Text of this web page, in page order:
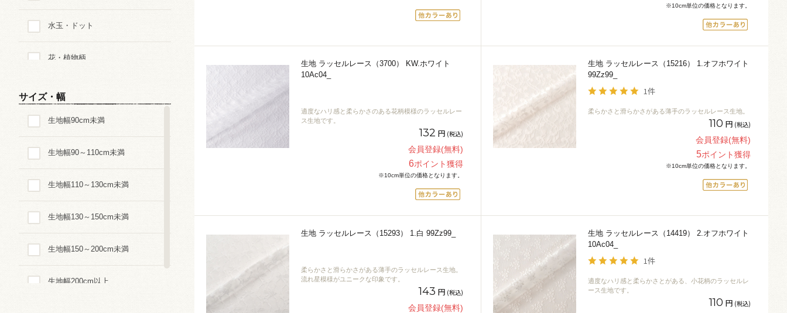
水玉・ドット
花・植物柄
迷彩・アニマルパターン
ダイヤ・スクエア・幾何学
星・月・宇宙
動物・生き物・恐竜柄
乗り物
ピアノ・音楽
サイズ・幅
生地幅90cm未満
生地幅90～110cm未満
生地幅110～130cm未満
生地幅130～150cm未満
生地幅150～200cm未満
生地幅200cm以上
※10cm単位の価格となります。
生地 ラッセルレース（3700） KW.ホワイト
10Ac04_
適度なハリ感と柔らかさのある花柄模様のラッセルレー
ス生地です。
132 円 (税込)
会員登録(無料)
6ポイント獲得
※10cm単位の価格となります。
生地 ラッセルレース（15216） 1.オフホワイト
99Zz99_
1件
柔らかさと滑らかさがある薄手のラッセルレース生地。
110 円 (税込)
会員登録(無料)
5ポイント獲得
※10cm単位の価格となります。
生地 ラッセルレース（15293） 1.白 99Zz99_
柔らかさと滑らかさがある薄手のラッセルレース生地。
流れ星模様がユニークな印象です。
143 円 (税込)
会員登録(無料)
生地 ラッセルレース（14419） 2.オフホワイト
10Ac04_
1件
適度なハリ感と柔らかさとがある、小花柄のラッセルレ
ース生地です。
110 円 (税込)